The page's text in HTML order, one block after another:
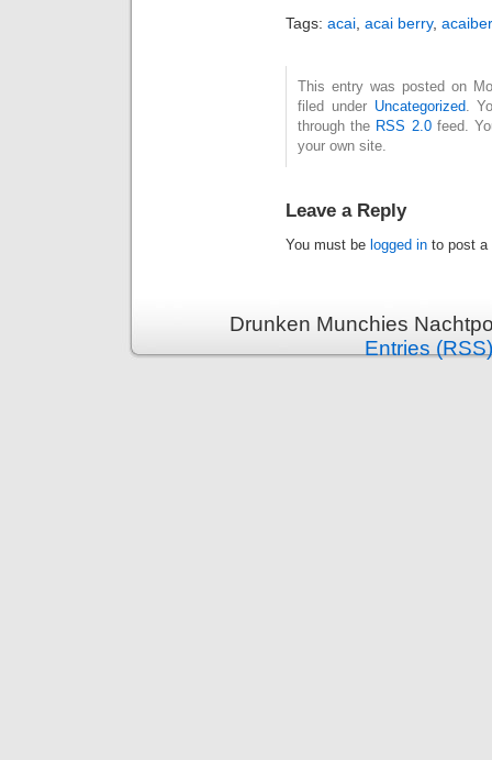
Tags: acai acai berry,
This entry was posted on
filed under Uncategorized.
through the RSS 2.0feed.
your own site.
Leave a Reply
You must be logged in to post a
Drunken Munchies
Entries (RSS)